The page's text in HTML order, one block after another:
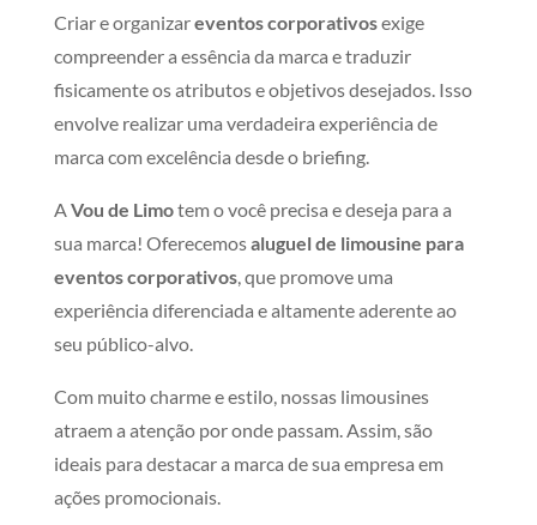
Criar e organizareventos corporativosexige
compreender a essência da marca e traduzir
fisicamente os atributos e objetivos desejados. Isso
envolve realizar uma verdadeira experiência de
marca com excelência desde o briefing.
A Vou de Limotem o você precisa e deseja para a
sua marca! Oferecemosaluguel de limousine para
eventos corporativos, que promove uma
experiência diferenciada e altamente aderente ao
seu público-alvo.
Com muito charme e estilo, nossas limousines
atraem a atenção por onde passam. Assim, são
ideais para destacar a marca de sua empresa em
ações promocionais.